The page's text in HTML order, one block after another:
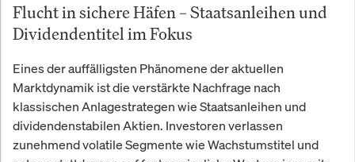
Flucht in sichere Häfen – Staatsanleihen und
Dividendentitel im Fokus
Eines der auffälligsten Phänomene der aktuellen
Marktdynamik ist die verstärkte Nachfrage nach
klassischen Anlagestrategen wie Staatsanleihen und
dividendenstabilen Aktien. Investoren verlassen
zunehmend volatile Segmente wie Wachstumstitel und